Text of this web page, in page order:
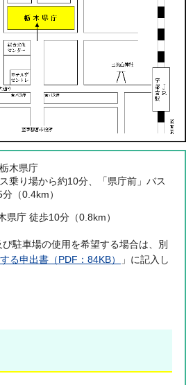
木県庁
乗り場から約10分、「県庁前」バス
（0.4km）
庁 徒歩10分（0.8km）
駐車場の使用を希望する場合は、別
る申出書（PDF：84KB）
」に記入し